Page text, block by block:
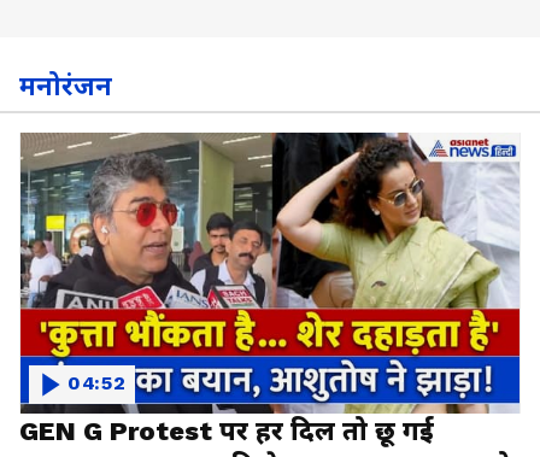
मनोरंजन
GEN G Protest पर हर दिल तो छू गई
04:52